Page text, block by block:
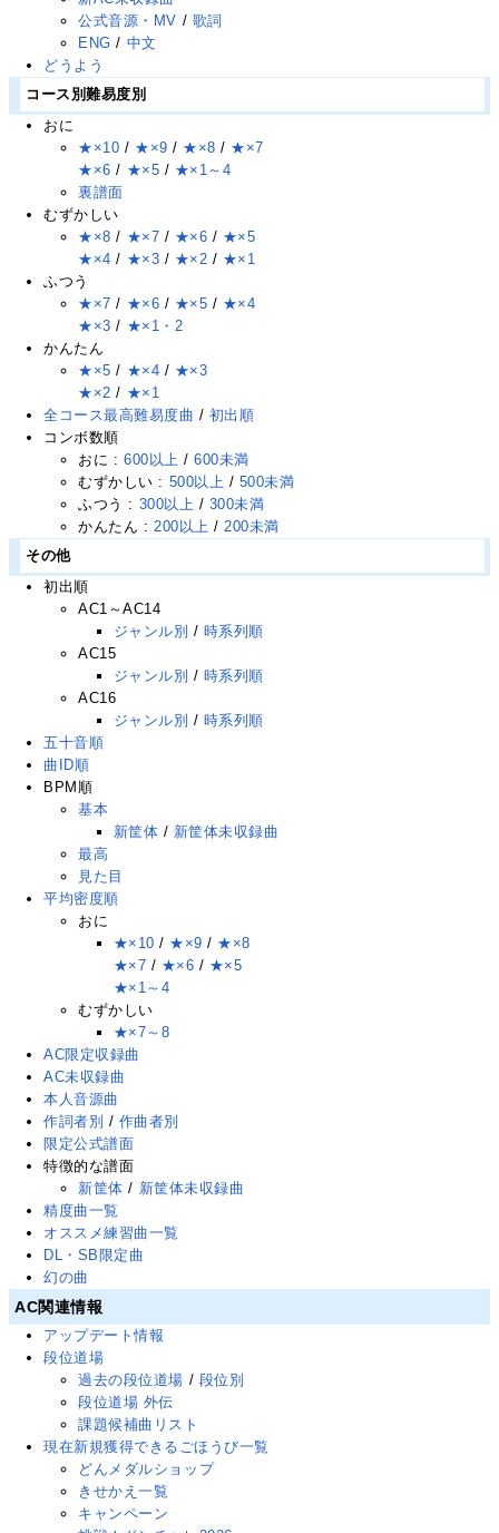
公式音源・MV / 歌詞
ENG / 中文
どうよう
コース別難易度別
おに
★×10 / ★×9 / ★×8 / ★×7
★×6 / ★×5 / ★×1～4
裏譜面
むずかしい
★×8 / ★×7 / ★×6 / ★×5
★×4 / ★×3 / ★×2 / ★×1
ふつう
★×7 / ★×6 / ★×5 / ★×4
★×3 / ★×1・2
かんたん
★×5 / ★×4 / ★×3
★×2 / ★×1
全コース最高難易度曲 / 初出順
コンボ数順
おに : 600以上 /600未満
むずかしい : 500以上 / 500未満
ふつう : 300以上 / 300未満
かんたん :200以上 /200未満
その他
初出順
AC1～AC14
ジャンル別 / 時系列順
AC15
ジャンル別 / 時系列順
AC16
ジャンル別 / 時系列順
五十音順
曲ID順
BPM順
基本
新筐体 / 新筐体未収録曲
最高
見た目
平均密度順
おに
★×10 / ★×9 / ★×8
★×7 / ★×6 / ★×5
★×1～4
むずかしい
★×7～8
AC限定収録曲
AC未収録曲
本人音源曲
作詞者別 / 作曲者別
限定公式譜面
特徴的な譜面
新筐体 / 新筐体未収録曲
精度曲一覧
オススメ練習曲一覧
DL・SB限定曲
幻の曲
AC関連情報
アップデート情報
段位道場
過去の段位道場 / 段位別
段位道場 外伝
課題候補曲リスト
現在新規獲得できるごほうび一覧
どんメダルショップ
きせかえ一覧
キャンペーン